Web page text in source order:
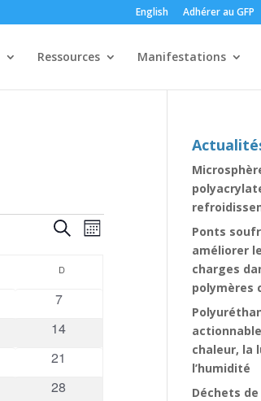
English Adhérer au GFP
Ressources Manifestations
Recherche
navigation
de
vues
Évènements
RechercheNavigation
de
Mois
D
0
7
0
14
0
21
0
28
Ponts
améliorer
charges
polymères
chaleur, la
l’humidité
Déchets